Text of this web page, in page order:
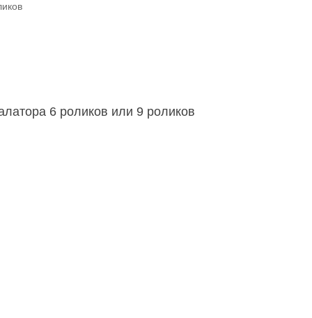
6 роликов или 9 роликов